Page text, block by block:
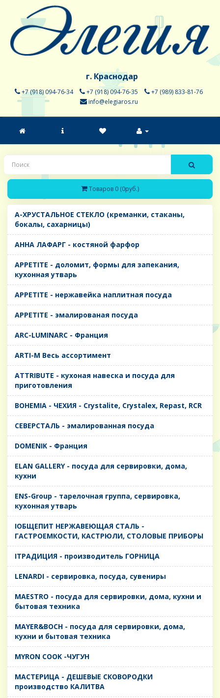
г. Краснодар
+7 (918) 094-76-34 +7 (918) 094-76-35
+7 (989) 833-81-76
info@elegiaros.ru
Товаров 0 (0руб.)
A-ХРУСТАЛЬНОЕ СТЕКЛО (креманки, стаканы,
бокалы, сахарницы)
AHHA ЛАФАРГ - костяной фарфор
APPETITE - доломит, формы для запекания,
кухонная утварь
APPETITE - нержавейка наплитная посуда
APPETITE - эмалированая посуда
ARC-LUMINARC - Франция
ARTI-M Весь ассортимент
ATTRIBUTE - кухоная навеска и посуда для
приготовления
BOHEMIA - ЧЕХИЯ - Crystalite, Crystalex, Repast, RCR
CЕВЕРСТАЛЬ - эмалированная посуда
DOMENIK - Франция
ELAN GALLERY - посуда для сервировки, дома,
кухни
ENS-Group - тарелочная группа, сервировка,
кухонная утварь
IОБЩЕПИТ НЕРЖАВЕЮЩАЯ СТАЛЬ -
ГАСТРОЕМКОСТИ, КАСТРЮЛИ, СТОЛОВЫЕ ПРИБОРЫ
IТРАДИЦИЯ - производитель ГОРНИЦА
LENARDI - сервировка, посуда, сувениры
MAESTRO - посуда для сервировки, дома, кухни и
бытовая техника
MAYER&BOCH - посуда для сервировки, дома,
кухни и бытовая техника
MYRON COOK -ЧУГУН
MАСТЕРИЦА - ДЕШЕВЫЕ СКОВОРОДКИ
производство КАЛИТВА